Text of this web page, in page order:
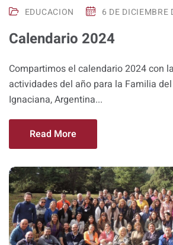
EDUCACION 6 DE DICIEMBRE
Calendario 2024
Compartimos el calendario 2024 con
actividades del año para la Familia
Ignaciana, Argentina...
Read More